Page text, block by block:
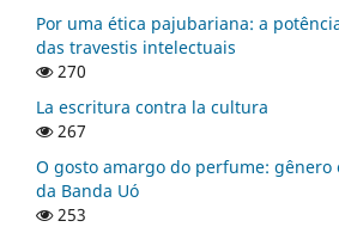
Por uma ética pajubariana: a
das travestis intelectuais
270
La escritura contra la cultura
267
O gosto amargo do perfume: gênero
da Banda Uó
253